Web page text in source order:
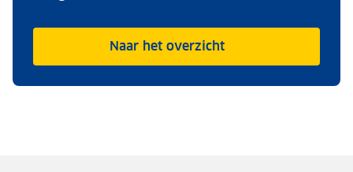
Naar het overzicht